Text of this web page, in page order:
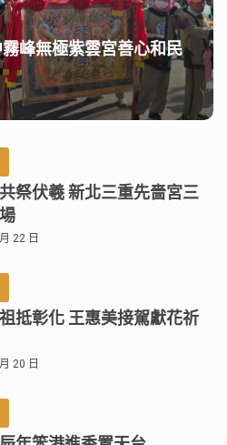
峰無極紫雲宮善心和民
祭伏羲 新北三重先嗇宮三
22 日
抵彰化 王惠美接駕獻花祈
20 日